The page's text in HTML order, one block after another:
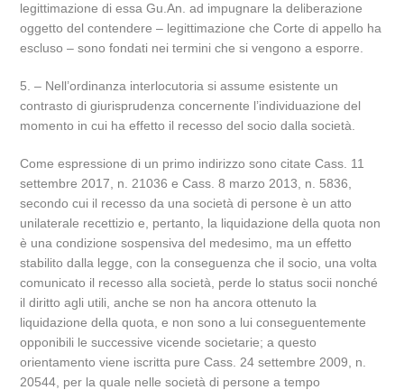
legittimazione di essa Gu.An. ad impugnare la deliberazione
oggetto del contendere – legittimazione che Corte di appello ha
escluso – sono fondati nei termini che si vengono a esporre.
5. – Nell’ordinanza interlocutoria si assume esistente un
contrasto di giurisprudenza concernente l’individuazione del
momento in cui ha effetto il recesso del socio dalla società.
Come espressione di un primo indirizzo sono citate Cass. 11
settembre 2017, n. 21036 e Cass. 8 marzo 2013, n. 5836,
secondo cui il recesso da una società di persone è un atto
unilaterale recettizio e, pertanto, la liquidazione della quota non
è una condizione sospensiva del medesimo, ma un effetto
stabilito dalla legge, con la conseguenza che il socio, una volta
comunicato il recesso alla società, perde lo status socii nonché
il diritto agli utili, anche se non ha ancora ottenuto la
liquidazione della quota, e non sono a lui conseguentemente
opponibili le successive vicende societarie; a questo
orientamento viene iscritta pure Cass. 24 settembre 2009, n.
20544, per la quale nelle società di persone a tempo